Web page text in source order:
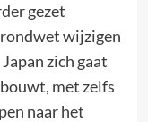
gezet
wijzigen
zich gaat
met zelfs
naar het